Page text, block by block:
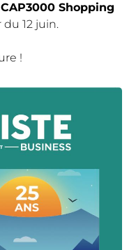
CAP3000 Shopping
12 juin.
!